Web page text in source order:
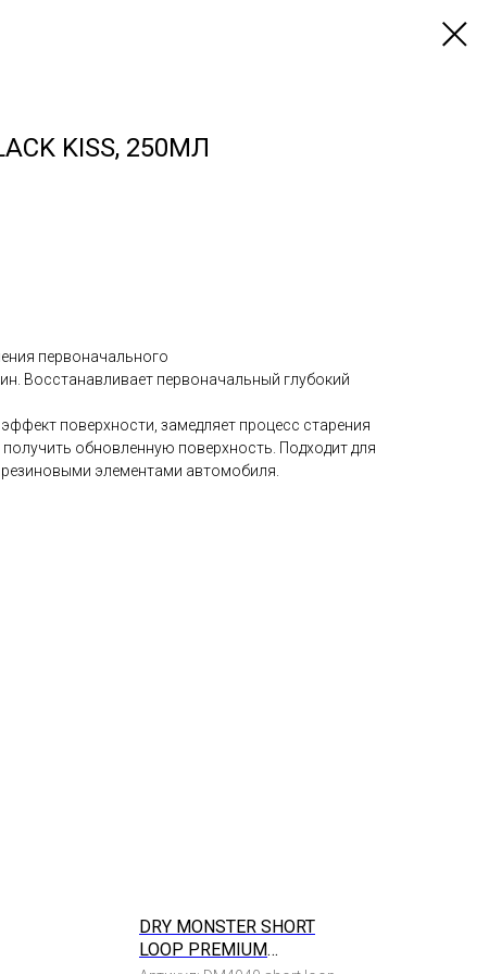
KISS, 250МЛ
первоначального
Восстанавливает первоначальный глубокий
поверхности, замедляет процесс старения
обновленную поверхность. Подходит для
элементами автомобиля.
DRY MONSTER SHORT
LOOP PREMIUM